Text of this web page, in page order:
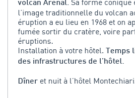
volcan Arenal. Sa forme conique
l’image traditionnelle du volcan
éruption a eu lieu en 1968 et on
fumée sortir du cratère, voire
éruptions.
Installation à votre hôtel.
des infrastructures de l’hôtel.
Dîner et nuit à l’hôtel